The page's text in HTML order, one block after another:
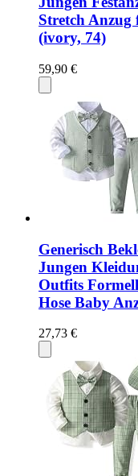
Stretch Anzug
(ivory, 74)
59,90 €
Generisch
Jungen
Outfits
Hose Baby
27,73 €